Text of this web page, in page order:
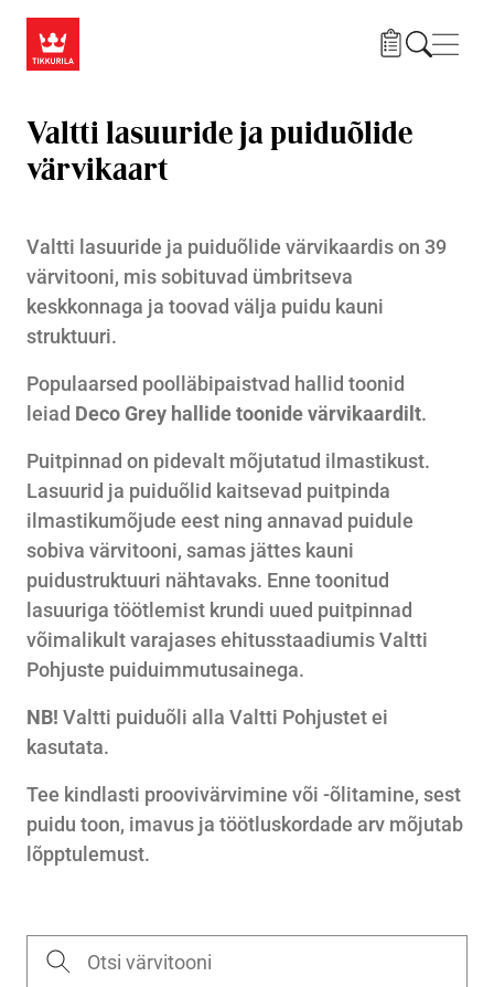
Valtti lasuuride ja puiduõlide
värvikaart
Valtti lasuuride ja puiduõlide värvikaardis on 39
värvitooni, mis sobituvad ümbritseva
keskkonnaga ja toovad välja puidu kauni
struktuuri.
Populaarsed poolläbipaistvad hallid toonid
leiad Deco Grey hallide toonide värvikaardilt.
Puitpinnad on pidevalt mõjutatud ilmastikust.
Lasuurid ja puiduõlid kaitsevad puitpinda
ilmastikumõjude eest ning annavad puidule
sobiva värvitooni, samas jättes kauni
puidustruktuuri nähtavaks. Enne toonitud
lasuuriga töötlemist krundi uued puitpinnad
võimalikult varajases ehitusstaadiumis Valtti
Pohjuste puiduimmutusainega.
NB! Valtti puiduõli alla Valtti Pohjustet ei
kasutata.
Tee kindlasti proovivärvimine või -õlitamine, sest
puidu toon, imavus ja töötluskordade arv mõjutab
lõpptulemust.